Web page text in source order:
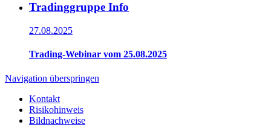
Tradinggruppe Info
27.08.2025
Trading-Webinar vom 25.08.2025
Navigation überspringen
Kontakt
Risikohinweis
Bildnachweise